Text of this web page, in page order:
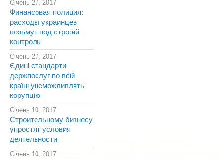
Січень 27, 2017
Финансовая полиция:
расходы украинцев
возьмут под строгий
контроль
Січень 27, 2017
Єдині стандарти
держпослуг по всій
країні унеможливлять
корупцію
Січень 10, 2017
Строительному бизнесу
упростят условия
деятельности
Січень 10, 2017